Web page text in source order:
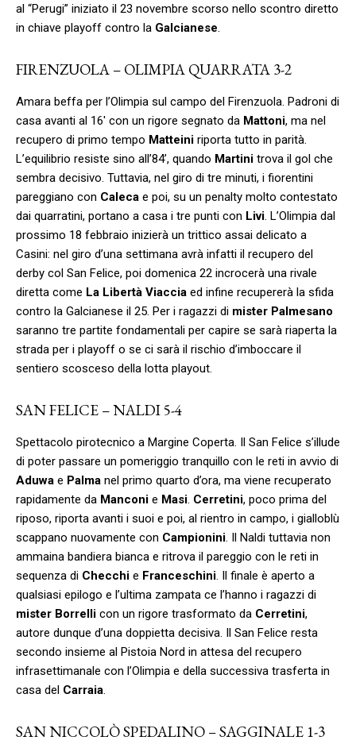
al “Perugi” iniziato il 23 novembre scorso nello scontro diretto
in chiave playoff contro la Galcianese.
FIRENZUOLA – OLIMPIA QUARRATA 3-2
Amara beffa per l’Olimpia sul campo del Firenzuola. Padroni di
casa avanti al 16′ con un rigore segnato da Mattoni, ma nel
recupero di primo tempo Matteini riporta tutto in parità.
L’equilibrio resiste sino all’84’, quando Martini trova il gol che
sembra decisivo. Tuttavia, nel giro di tre minuti, i fiorentini
pareggiano con Caleca e poi, su un penalty molto contestato
dai quarratini, portano a casa i tre punti con Livi. L’Olimpia dal
prossimo 18 febbraio inizierà un trittico assai delicato a
Casini: nel giro d’una settimana avrà infatti il recupero del
derby col San Felice, poi domenica 22 incrocerà una rivale
diretta come La Libertà Viaccia ed infine recupererà la sfida
contro la Galcianese il 25. Per i ragazzi di mister Palmesano
saranno tre partite fondamentali per capire se sarà riaperta la
strada per i playoff o se ci sarà il rischio d’imboccare il
sentiero scosceso della lotta playout.
SAN FELICE – NALDI 5-4
Spettacolo pirotecnico a Margine Coperta. Il San Felice s’illude
di poter passare un pomeriggio tranquillo con le reti in avvio di
Aduwa e Palma nel primo quarto d’ora, ma viene recuperato
rapidamente da Manconi e Masi. Cerretini, poco prima del
riposo, riporta avanti i suoi e poi, al rientro in campo, i gialloblù
scappano nuovamente con Campionini. Il Naldi tuttavia non
ammaina bandiera bianca e ritrova il pareggio con le reti in
sequenza di Checchi e Franceschini. Il finale è aperto a
qualsiasi epilogo e l’ultima zampata ce l’hanno i ragazzi di
mister Borrelli con un rigore trasformato da Cerretini,
autore dunque d’una doppietta decisiva. Il San Felice resta
secondo insieme al Pistoia Nord in attesa del recupero
infrasettimanale con l’Olimpia e della successiva trasferta in
casa del Carraia.
SAN NICCOLÒ SPEDALINO – SAGGINALE 1-3